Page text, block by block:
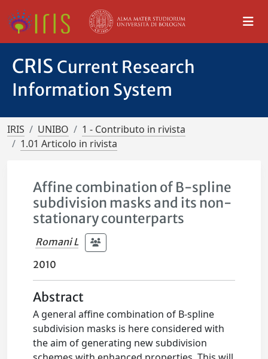
CRIS Current Research
Information System
IRIS UNIBO
1 - Contributo in rivista
1.01 Articolo in rivista
Affine combination of B-spline
subdivision masks and its non-
stationary counterparts
Romani L
2010
Abstract
A general affine combination of B-spline
subdivision masks is here considered with
the aim of generating new subdivision